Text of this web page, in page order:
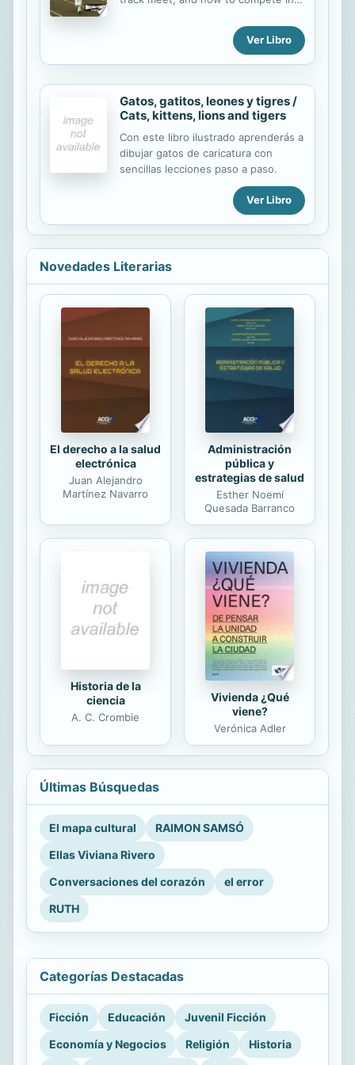
Ver Libro
Gatos, gatitos, leones y tigres /
Cats, kittens, lions and tigers
Con este libro ilustrado aprenderás a
dibujar gatos de caricatura con
sencillas lecciones paso a paso.
Ver Libro
Novedades Literarias
El derecho a la salud
electrónica
Juan Alejandro
Martínez Navarro
Administración
pública y
estrategias de salud
Esther Noemí
Quesada Barranco
Historia de la
ciencia
A. C. Crombie
Vivienda ¿Qué
viene?
Verónica Adler
Últimas Búsquedas
El mapa cultural
RAIMON SAMSÓ
Ellas Viviana Rivero
Conversaciones del corazón
el error
RUTH
Categorías Destacadas
Ficción Educación
Juvenil Ficción
Economía y Negocios
Religión
Historia